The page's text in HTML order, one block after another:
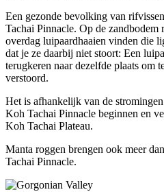
Een gezonde bevolking van
Tachai Pinnacle. Op de zandbodem
overdag luipaardhaaien vinden die
dat je ze daarbij niet stoort: Een
terugkeren naar dezelfde plaats om
verstoord.
Het is afhankelijk van de
Koh Tachai Pinnacle beginnen en
Koh Tachai Plateau.
Manta roggen brengen ook meer
Tachai Pinnacle.